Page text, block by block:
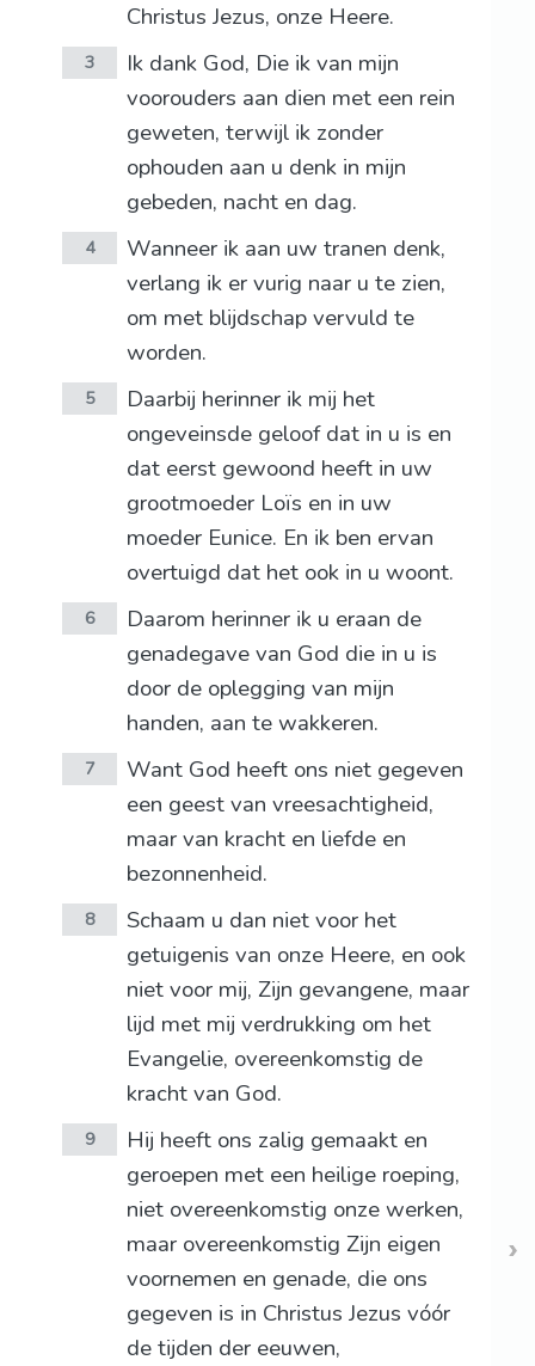
Christus Jezus, onze Heere.
3
Ik dank God, Die ik van mijn
voorouders aan dien met een rein
geweten, terwijl ik zonder
ophouden aan u denk in mijn
gebeden, nacht en dag.
4
Wanneer ik aan uw tranen denk,
verlang ik er vurig naar u te zien,
om met blijdschap vervuld te
worden.
5
Daarbij herinner ik mij het
ongeveinsde geloof dat in u is en
dat eerst gewoond heeft in uw
grootmoeder Loïs en in uw
moeder Eunice. En ik ben ervan
overtuigd dat het ook in u woont.
6
Daarom herinner ik u eraan de
genadegave van God die in u is
door de oplegging van mijn
handen, aan te wakkeren.
7
Want God heeft ons niet gegeven
een geest van vreesachtigheid,
maar van kracht en liefde en
bezonnenheid.
8
Schaam u dan niet voor het
getuigenis van onze Heere, en ook
niet voor mij, Zijn gevangene, maar
lijd met mij verdrukking om het
Evangelie, overeenkomstig de
kracht van God.
9
Hij heeft ons zalig gemaakt en
geroepen met een heilige roeping,
niet overeenkomstig onze werken,
maar overeenkomstig Zijn eigen
voornemen en genade, die ons
gegeven is in Christus Jezus vóór
de tijden der eeuwen,